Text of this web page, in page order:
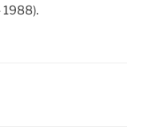
1988).